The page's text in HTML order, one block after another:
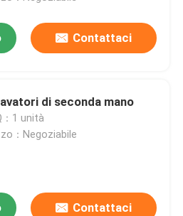
Contattaci
di seconda mano
：1 unità
：Negoziabile
Contattaci